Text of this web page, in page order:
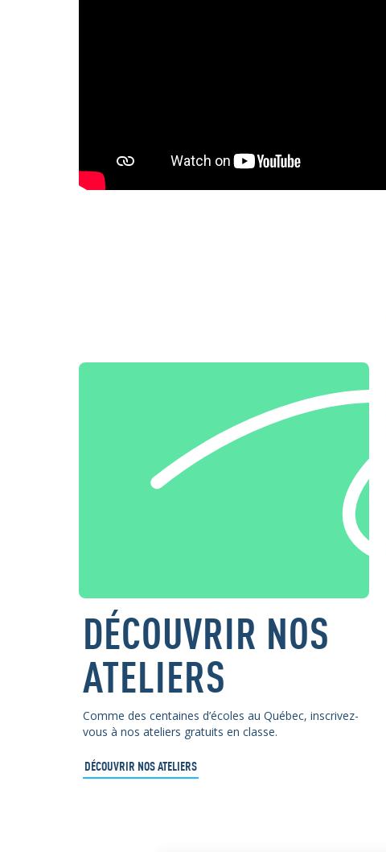
DÉCOUVRIR NOS
ATELIERS
Comme des centaines d’écoles au Québec, inscrivez-
vous à nos ateliers gratuits en classe.
DÉCOUVRIR NOS ATELIERS